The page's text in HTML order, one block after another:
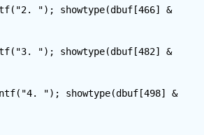
"); showtype(dbuf[466] &
"); showtype(dbuf[482] &
"); showtype(dbuf[498] &